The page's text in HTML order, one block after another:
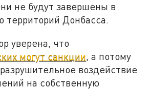
не будут завершены в
территорий Донбасса.
уверена, что
могут санкции, а потому
воздействие
на собственную